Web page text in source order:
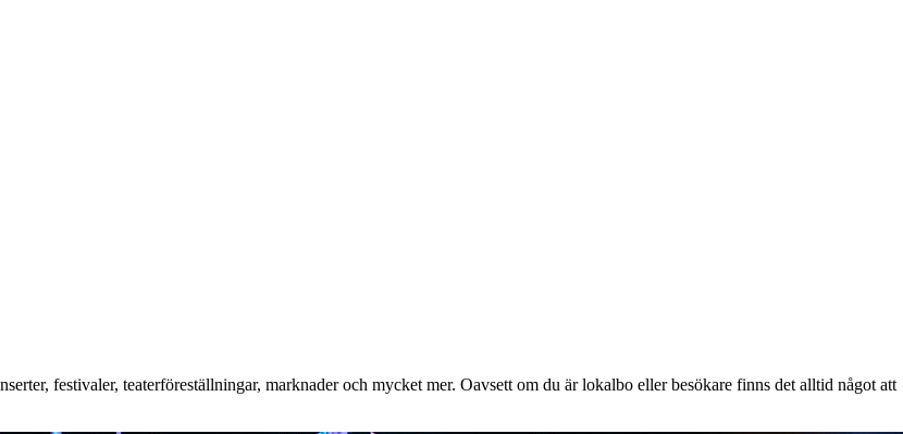
festivaler, teaterföreställningar, marknader och mycket mer. Oavsett om du är lokalbo eller besökare finns det alltid något att